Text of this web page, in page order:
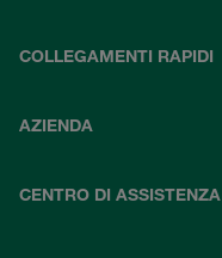
COLLEGAMENTI RAPIDI
AZIENDA
CENTRO DI ASSISTENZA